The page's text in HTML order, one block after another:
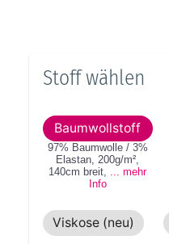
Stoff wählen
Baumwollstoff
97% Baumwolle / 3%
Elastan 200g/m²
140cm breit
... mehr
Info
Viskose (neu)